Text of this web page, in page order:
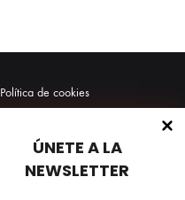
ÚNETE A LA
NEWSLETTER
Política de cookies
Preguntas frecuentes